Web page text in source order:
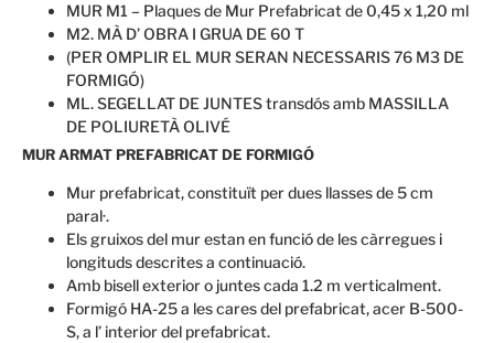
MUR M1 – Plaques de Mur Prefabricat de 0,45 x 1,20 ml
M2. MÀ D’ OBRA I GRUA DE 60 T
(PER OMPLIR EL MUR SERAN NECESSARIS 76 M3 DE
FORMIGÓ)
ML. SEGELLAT DE JUNTES transdós amb MASSILLA
DE POLIURETÀ OLIVÉ
MUR ARMAT PREFABRICAT DE FORMIGÓ
Mur prefabricat, constituït per dues llasses de 5 cm
paral·.
Els gruixos del mur estan en funció de les càrregues i
longituds descrites a continuació.
Amb bisell exterior o juntes cada 1.2 m verticalment.
Formigó HA-25 a les cares del prefabricat, acer B-500-
S, a l’ interior del prefabricat.